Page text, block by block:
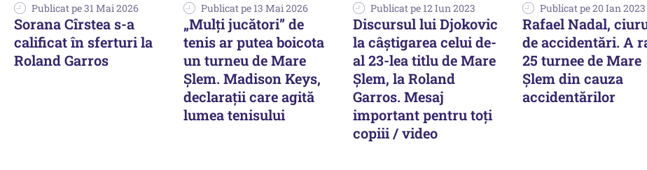
Publicat pe 31 Mai 2026
Sorana Cîrstea s-a
calificat în sferturi la
Roland Garros
Publicat pe 13 Mai 2026
„Mulți jucători” de
tenis ar putea boicota
un turneu de Mare
Șlem. Madison Keys,
declarații care agită
lumea tenisului
Publicat pe 12 Iun 2023
Discursul lui Djokovic
la câștigarea celui de-
al 23-lea titlu de Mare
Șlem, la Roland
Garros. Mesaj
important pentru toți
copiii / video
Publicat pe 20 Ian 2023
Rafael Nadal,
de accidentări. A
25 turnee de Mare
Şlem din cauza
accidentărilor